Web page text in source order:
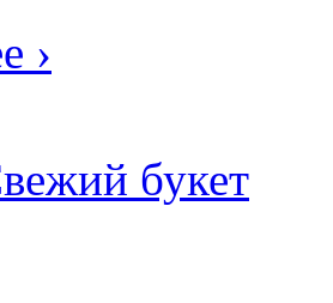
›
букет